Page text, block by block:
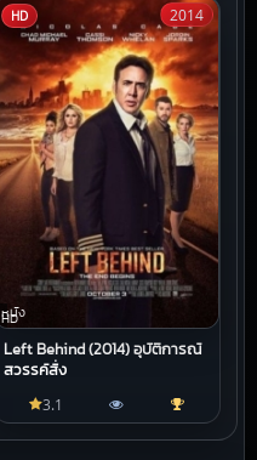
HD
หนัง
HD
Left Behind (2014) อุบัติการณ์
สวรรค์สั่ง
2014
3.1